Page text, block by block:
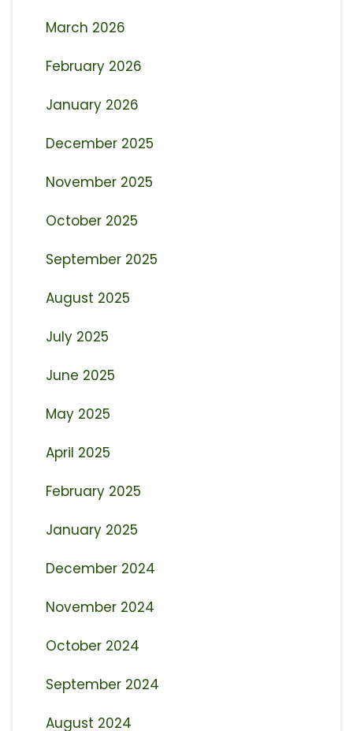
March 2026
February 2026
January 2026
December 2025
November 2025
October 2025
September 2025
August 2025
July 2025
June 2025
May 2025
April 2025
February 2025
January 2025
December 2024
November 2024
October 2024
September 2024
August 2024